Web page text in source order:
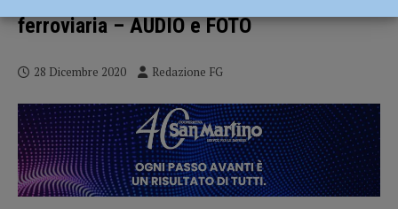
ferroviaria – AUDIO e FOTO
28 Dicembre 2020 Redazione FG